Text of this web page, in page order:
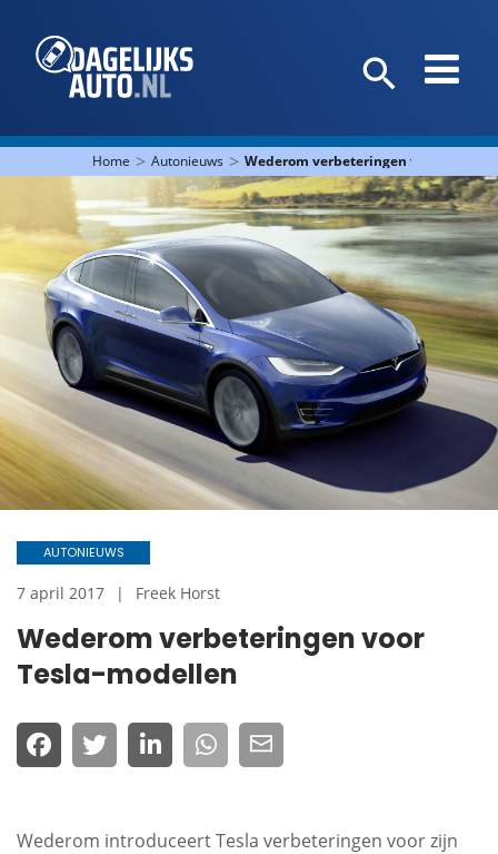
Home > Autonieuws > Wederom verbeteringen voor Tesla-
Wederom verbeteringen voor
Tesla-modellen
AUTONIEUWS
7 april 2017 Freek Horst
Wederom introduceert Tesla verbeteringen voor zijn